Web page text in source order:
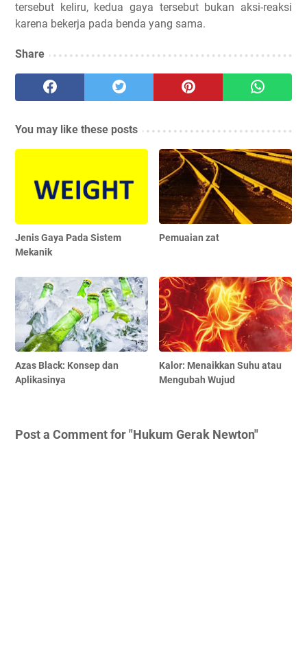
tersebut keliru, kedua gaya tersebut bukan aksi-reaksi
karena bekerja pada benda yang sama.
Share
You may like these posts
Jenis Gaya Pada Sistem
Mekanik
Pemuaian zat
Azas Black: Konsep dan
Aplikasinya
Kalor: Menaikkan Suhu atau
Mengubah Wujud
Post a Comment for "Hukum Gerak Newton"